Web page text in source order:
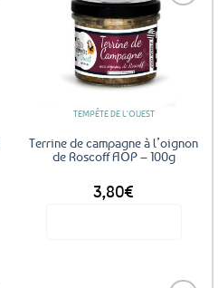
TEMPÊTE DE L'OUEST
Terrine de campagne à l’oignon
de Roscoff AOP – 100g
3,80€